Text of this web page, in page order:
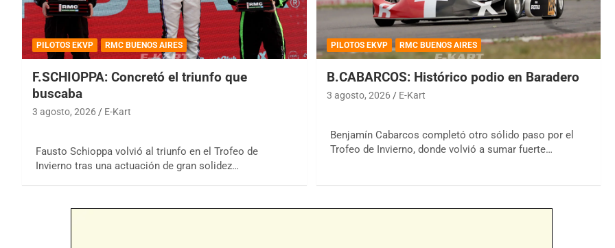
PILOTOS EKVP RMC BUENOS AIRES
F.SCHIOPPA: Concretó el triunfo que
buscaba
3 agosto, 2026 E-Kart
Fausto Schioppa volvió al triunfo en el Trofeo de
Invierno tras una actuación de gran solidez…
PILOTOS EKVP RMC BUENOS AIRES
B.CABARCOS: Histórico podio en Baradero
3 agosto, 2026 E-Kart
Benjamín Cabarcos completó otro sólido paso por el
Trofeo de Invierno, donde volvió a sumar fuerte…